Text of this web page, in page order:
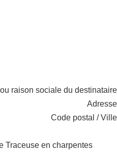
raison sociale du destinataire
Adresse
Code postal / Ville
Traceuse en charpentes